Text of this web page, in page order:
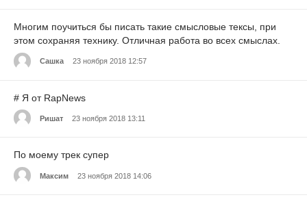
Многим поучиться бы писать такие смысловые тексы, при
этом сохраняя технику. Отличная работа во всех смыслах.
Сашка 23 ноября 2018 12:57
# Я от RapNews
Ришат 23 ноября 2018 13:11
По моему трек супер
Максим 23 ноября 2018 14:06